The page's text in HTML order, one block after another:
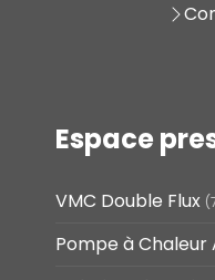
Espace
VMC Double Flux
Pompe à Chaleur